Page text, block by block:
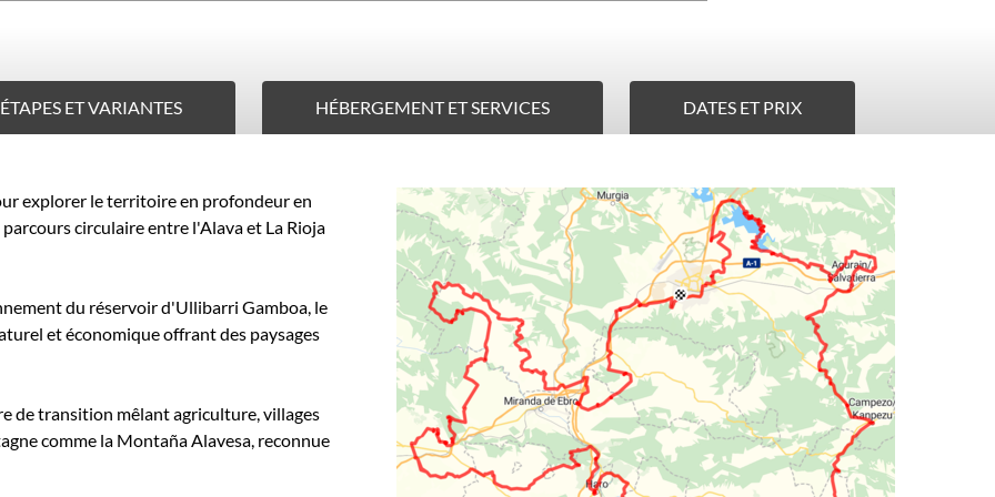
ÉTAPES ET VARIANTES HÉBERGEMENT ET SERVICES DATES ET PRIX
explorer le territoire en profondeur en
circulaire entre l'Alava et La Rioja
du réservoir d'Ullibarri Gamboa, le
et économique offrant des paysages
de transition mêlant agriculture, villages
comme la Montaña Alavesa, reconnue